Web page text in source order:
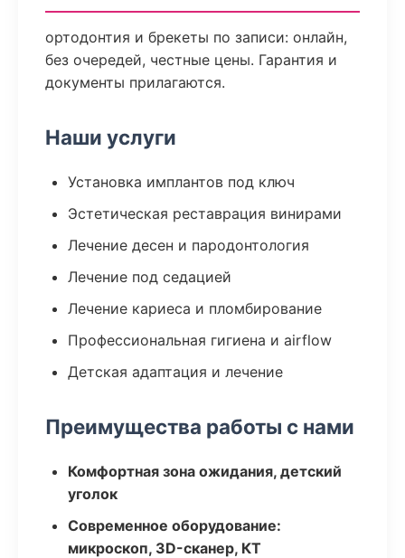
ортодонтия и брекеты по записи: онлайн,
без очередей, честные цены. Гарантия и
документы прилагаются.
Наши услуги
Установка имплантов под ключ
Эстетическая реставрация винирами
Лечение десен и пародонтология
Лечение под седацией
Лечение кариеса и пломбирование
Профессиональная гигиена и airflow
Детская адаптация и лечение
Преимущества работы с нами
Комфортная зона ожидания, детский
уголок
Современное оборудование:
микроскоп, 3D-сканер, КТ